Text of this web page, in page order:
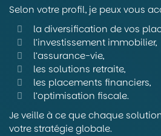
Selon votre profil, je peux vous
la diversification de vos
l’investissement immobilier,
l’assurance-vie,
les solutions retraite,
les placements financiers,
l’optimisation fiscale.
Je veille à ce que chaque
votre stratégie globale.